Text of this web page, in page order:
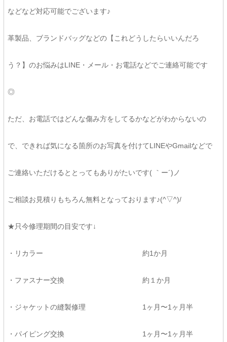
などなど対応可能でございます♪
革製品、ブランドバッグなどの【これどうしたらいいんだろ
う？】のお悩みはLINE・メール・お電話などでご連絡可能です
◎
ただ、お電話ではどんな傷み方をしてるかなどがわからないの
で、できれば気になる箇所のお写真を付けてLINEやGmailなどで
ご連絡いただけるととってもありがたいです( ｀ー´)ノ
ご相談お見積りもちろん無料となっております♪(^▽^)/
★只今修理期間の目安です↓
・リカラー 約1か月
・ファスナー交換 約１か月
・ジャケットの縫製修理 1ヶ月〜1ヶ月半
・パイピング交換 1ヶ月〜1ヶ月半